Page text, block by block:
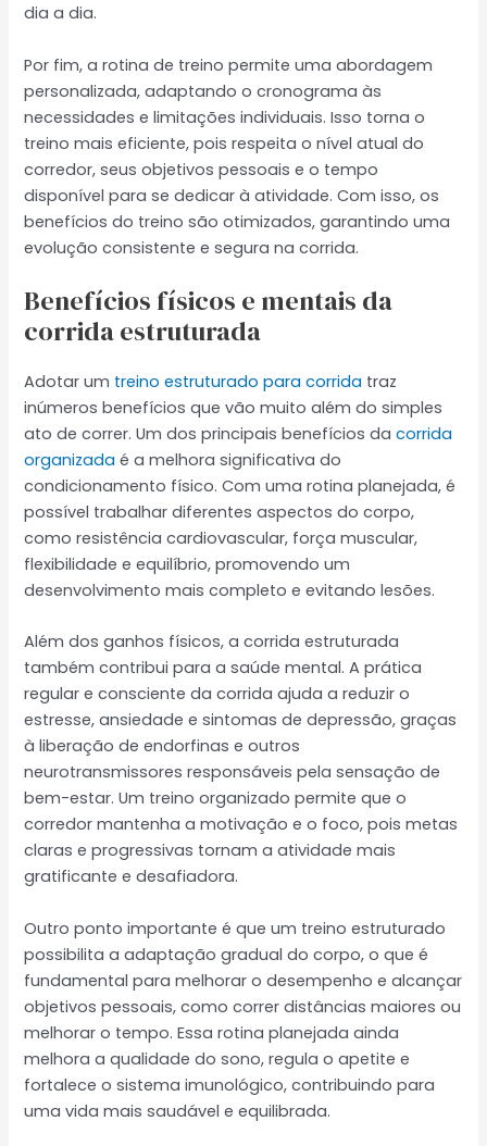
dia a dia.
Por fim, a rotina de treino permite uma abordagem
personalizada, adaptando o cronograma às
necessidades e limitações individuais. Isso torna o
treino mais eficiente, pois respeita o nível atual do
corredor, seus objetivos pessoais e o tempo
disponível para se dedicar à atividade. Com isso, os
benefícios do treino são otimizados, garantindo uma
evolução consistente e segura na corrida.
Benefícios físicos e mentais da
corrida estruturada
Adotar um treino estruturado para corrida traz
inúmeros benefícios que vão muito além do simples
ato de correr. Um dos principais benefícios dacorrida
organizada é a melhora significativa do
condicionamento físico. Com uma rotina planejada, é
possível trabalhar diferentes aspectos do corpo,
como resistência cardiovascular, força muscular,
flexibilidade e equilíbrio, promovendo um
desenvolvimento mais completo e evitando lesões.
Além dos ganhos físicos, a corrida estruturada
também contribui para a saúde mental. A prática
regular e consciente da corrida ajuda a reduzir o
estresse, ansiedade e sintomas de depressão, graças
à liberação de endorfinas e outros
neurotransmissores responsáveis pela sensação de
bem-estar. Um treino organizado permite que o
corredor mantenha a motivação e o foco, pois metas
claras e progressivas tornam a atividade mais
gratificante e desafiadora.
Outro ponto importante é que um treino estruturado
possibilita a adaptação gradual do corpo, o que é
fundamental para melhorar o desempenho e alcançar
objetivos pessoais, como correr distâncias maiores ou
melhorar o tempo. Essa rotina planejada ainda
melhora a qualidade do sono, regula o apetite e
fortalece o sistema imunológico, contribuindo para
uma vida mais saudável e equilibrada.